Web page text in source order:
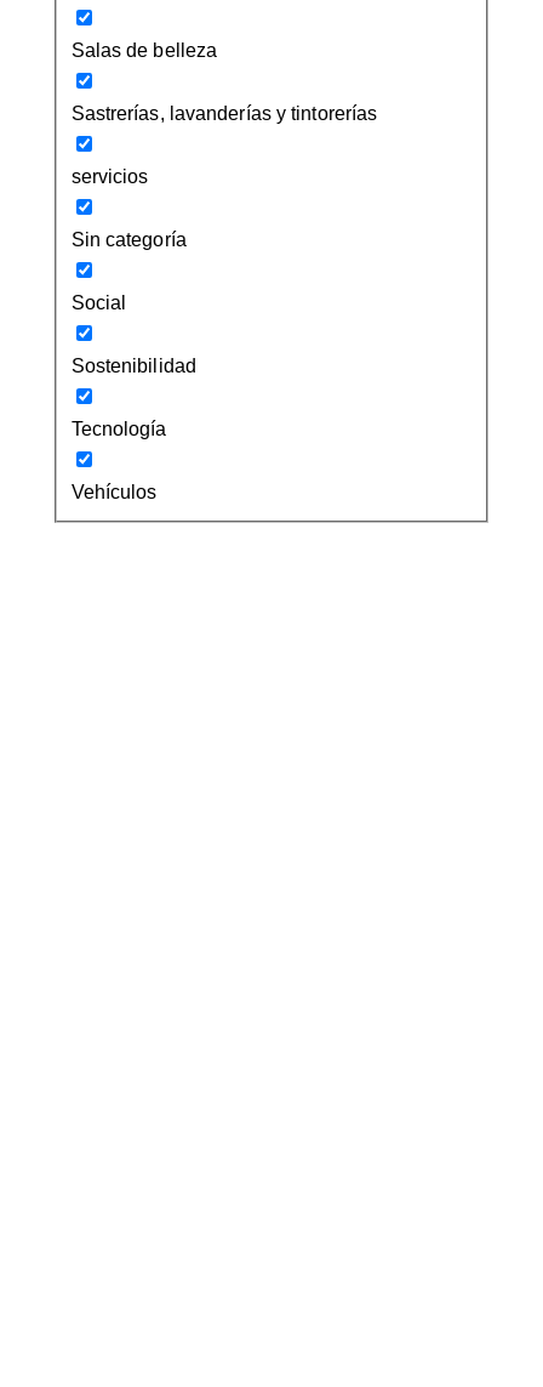
Salas de belleza
Sastrerías, lavanderías y tintorerías
servicios
Sin categoría
Social
Sostenibilidad
Tecnología
Vehículos